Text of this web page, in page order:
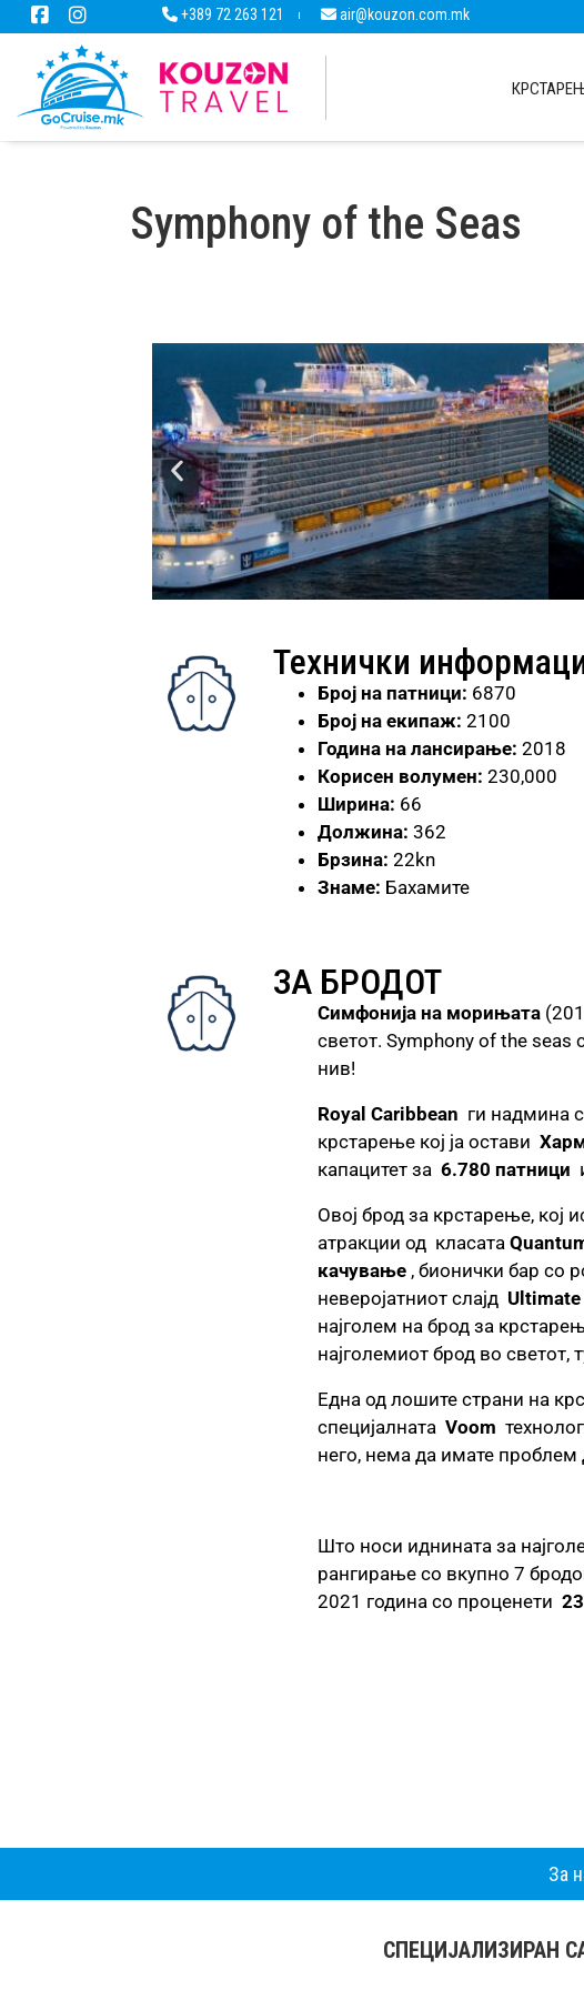
+389 72 263 121 air@kouzon.com.mk
Symphony of the Seas
Технички
Број на патници: 6870
Број на екипаж: 2100
Година на лансирање: 2018
Корисен волумен: 230,000
Ширина: 66
Должина: 362
Брзина: 22kn
Знаме: Бахамите
ЗА БРОДОТ
Симфонија на морињата
светот. Symphony of the seas
нив!
Royal Caribbean ги надмина
крстарење кој ја остави
капацитет за 6.780 патници
Овој брод за крстарење, кој
атракции од класата
качување , бионички бар со
неверојатниот слајд
најголем на брод за
најголемиот брод во светот,
Една од лошите страни на
специјалната Voom
него, нема да имате проблем
Што носи иднината за
рангирање со вкупно 7
2021 година со проценети
За
СПЕЦИЈАЛИЗИРАН